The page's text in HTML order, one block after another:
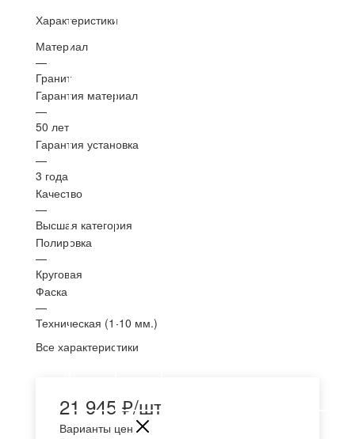
Характеристики
Материал
—
Гранит
Гарантия материал
—
50 лет
Гарантия установка
—
3 года
Качество
—
Высшая категория
Полировка
—
Круговая
Фаска
—
Техническая (1-10 мм.)
Все характеристики
21 945 ₽/шт
Варианты цен